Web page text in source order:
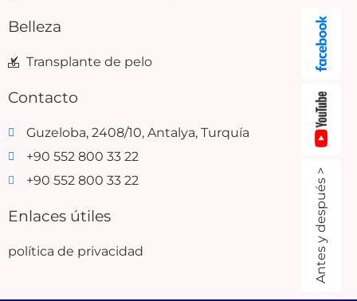
Belleza
Transplante de pelo
Contacto
Guzeloba, 2408/10, Antalya, Turquía
+90 552 800 33 22
+90 552 800 33 22
Enlaces útiles
política de privacidad Antes y después >